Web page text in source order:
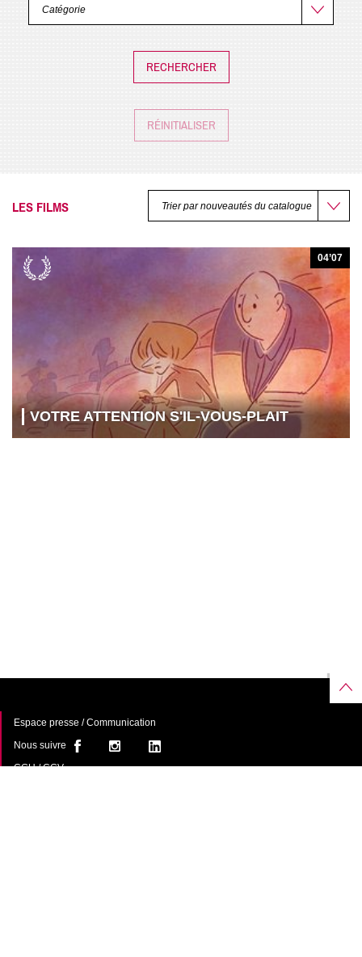
RÉINITIALISER
LES FILMS
VOTRE ATTENTION S'IL-VOUS-PLAIT
04’07
Espace presse / Communication
Nous suivre
CGU / CGV